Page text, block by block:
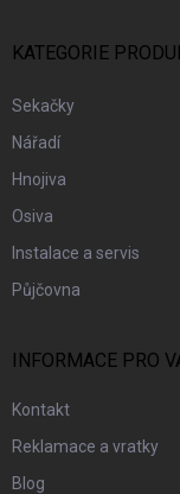
KATEGORIE
Sekačky
Nářadí
Hnojiva
Osiva
Instalace a servis
Půjčovna
INFORMACE PRO
Kontakt
Reklamace a vratky
Blog